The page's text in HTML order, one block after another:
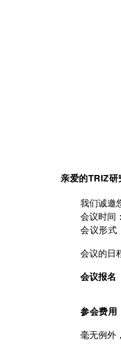
亲爱的TRIZ研
我们诚邀
会议时间
会议形式
会议的日
会议报名
参会费用
毫无例外